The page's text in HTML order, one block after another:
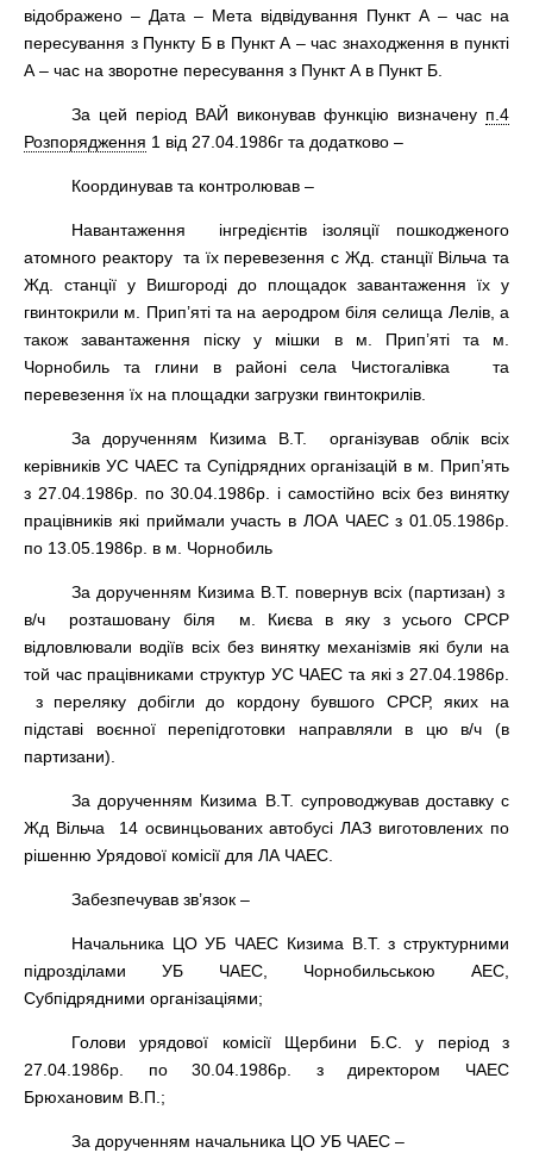
відображено – Дата – Мета відвідування Пункт А – час на
пересування з Пункту Б в Пункт А – час знаходження в пункті
А – час на зворотне пересування з Пункт А в Пункт Б.
За цей період ВАЙ виконував функцію визначену п.4
Розпорядження 1 від 27.04.1986г та додатково –
Координував та контролював –
Навантаження інгредієнтів ізоляції пошкодженого
атомного реактору та їх перевезення с Жд. станції Вільча та
Жд. станції у Вишгороді до площадок завантаження їх у
гвинтокрили м. Прип’яті та на аеродром біля селища Лелів, а
також завантаження піску у мішки в м. Прип’яті та м.
Чорнобиль та глини в районі села Чистогалівка та
перевезення їх на площадки загрузки гвинтокрилів.
За дорученням Кизима В.Т. організував облік всіх
керівників УС ЧАЕС та Супідрядних організацій в м. Прип’ять
з 27.04.1986р. по 30.04.1986р. і самостійно всіх без винятку
працівників які приймали участь в ЛОА ЧАЕС з 01.05.1986р.
по 13.05.1986р. в м. Чорнобиль
За дорученням Кизима В.Т. повернув всіх (партизан) з
в/ч розташовану біля м. Києва в яку з усього СРСР
відловлювали водіїв всіх без винятку механізмів які були на
той час працівниками структур УС ЧАЕС та які з 27.04.1986р.
з переляку добігли до кордону бувшого СРСР, яких на
підставі воєнної перепідготовки направляли в цю в/ч (в
партизани).
За дорученням Кизима В.Т. супроводжував доставку с
Жд Вільча 14 освинцьованих автобусі ЛАЗ виготовлених по
рішенню Урядової комісії для ЛА ЧАЕС.
Забезпечував зв’язок –
Начальника ЦО УБ ЧАЕС Кизима В.Т. з структурними
підрозділами УБ ЧАЕС, Чорнобильською АЕС,
Субпідрядними організаціями;
Голови урядової комісії Щербини Б.С. у період з
27.04.1986р. по 30.04.1986р. з директором ЧАЕС
Брюхановим В.П.;
За дорученням начальника ЦО УБ ЧАЕС –